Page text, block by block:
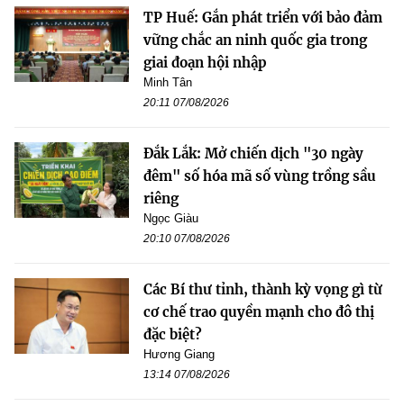
TP Huế: Gắn phát triển với bảo đảm
vững chắc an ninh quốc gia trong
giai đoạn hội nhập
Minh Tân
20:11 07/08/2026
Đắk Lắk: Mở chiến dịch "30 ngày
đêm" số hóa mã số vùng trồng sầu
riêng
Ngọc Giàu
20:10 07/08/2026
Các Bí thư tỉnh, thành kỳ vọng gì từ
cơ chế trao quyền mạnh cho đô thị
đặc biệt?
Hương Giang
13:14 07/08/2026